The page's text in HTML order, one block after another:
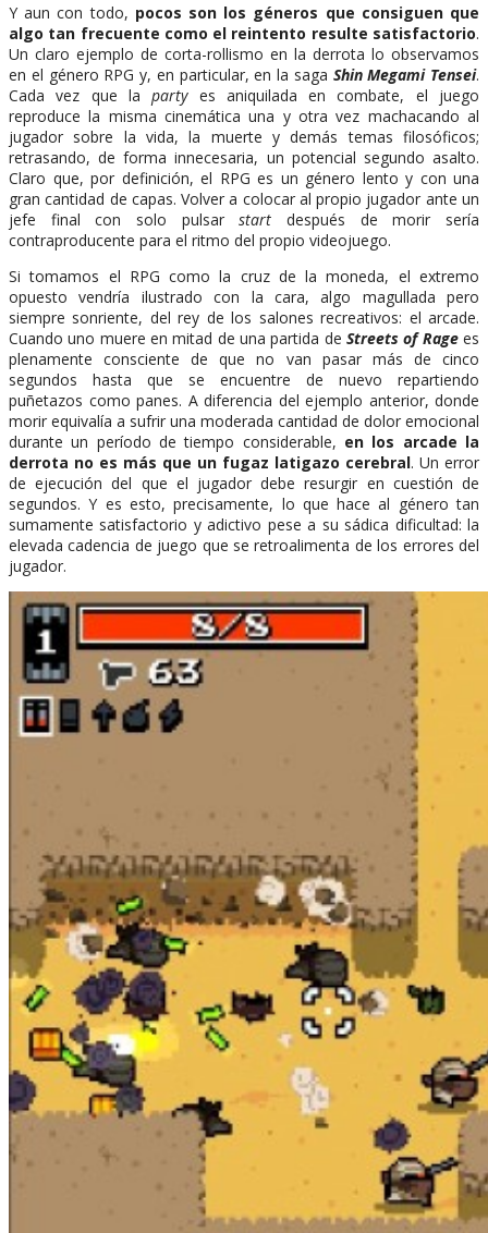
Y aun con todo, pocos son los géneros que consiguen que
algo tan frecuente como el reintento resulte satisfactorio.
Un claro ejemplo de corta-rollismo en la derrota lo observamos
en el género RPG y, en particular, en la saga Shin Megami Tensei.
Cada vez que lapartyes aniquilada en combate, el juego
reproduce la misma cinemática una y otra vez machacando al
jugador sobre la vida, la muerte y demás temas filosóficos;
retrasando, de forma innecesaria, un potencial segundo asalto.
Claro que, por definición, el RPG es un género lento y con una
gran cantidad de capas. Volver a colocar al propio jugador ante un
jefe final con solo pulsarstart después de morir sería
contraproducente para el ritmo del propio videojuego.
Si tomamos el RPG como la cruz de la moneda, el extremo
opuesto vendría ilustrado con la cara, algo magullada pero
siempre sonriente, del rey de los salones recreativos: el arcade.
Cuando uno muere en mitad de una partida de Streets of Ragees
plenamente consciente de que no van pasar más de cinco
segundos hasta que se encuentre de nuevo repartiendo
puñetazos como panes. A diferencia del ejemplo anterior, donde
morir equivalía a sufrir una moderada cantidad de dolor emocional
durante un período de tiempo considerable, en los arcade la
derrota no es más que un fugaz latigazo cerebral. Un error
de ejecución del que el jugador debe resurgir en cuestión de
segundos. Y es esto, precisamente, lo que hace al género tan
sumamente satisfactorio y adictivo pese a su sádica dificultad: la
elevada cadencia de juego que se retroalimenta de los errores del
jugador.